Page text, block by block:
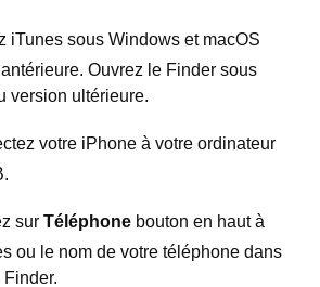
iTunes sous Windows et macOS
Ouvrez le Finder sous
version ultérieure.
votre iPhone à votre ordinateur
sur Téléphone bouton en haut à
ou le nom de votre téléphone dans
Finder.